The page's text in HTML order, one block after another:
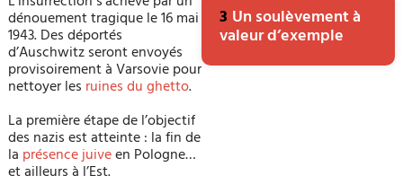
dénouement tragique le 16 mai
1943. Des déportés
d’Auschwitz seront envoyés
provisoirement à Varsovie pour
nettoyer les ruinesdu ghetto.
La première étape de l’objectif
des nazis est atteinte : la fin de
la présence juiveen Pologne…
et ailleurs à l’Est.
3 Un soulèvement à
valeur d’exemple